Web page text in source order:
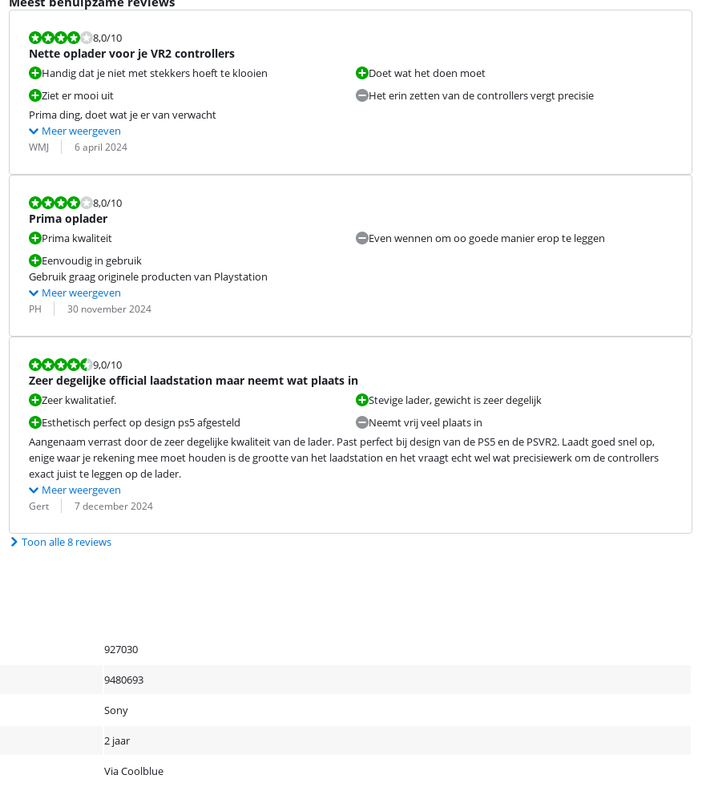
Beoordeling is 8,0 van de 10.
8,0/10
Nette oplader voor je VR2 controllers
Handig dat je niet met stekkers hoeft te klooien
Ziet er mooi uit
Doet wat het doen moet
Het erin zetten van de controllers vergt precisie
Prima ding, doet wat je er van verwacht
Meer weergeven
Beoordeling door:
WMJ
Datum: 6 april 2024
Beoordeling is 8,0 van de 10.
8,0/10
Prima oplader
Prima kwaliteit
Eenvoudig in gebruik
Even wennen om oo goede manier erop te leggen
Gebruik graag originele producten van Playstation
Meer weergeven
Beoordeling door:
PH
Datum: 30 november 2024
Beoordeling is 9,0 van de 10.
9,0/10
Zeer degelijke official laadstation maar neemt wat plaats in
Zeer kwalitatief.
Esthetisch perfect op design ps5 afgesteld
Stevige lader, gewicht is zeer degelijk
Neemt vrij veel plaats in
Aangenaam verrast door de zeer degelijke kwaliteit van de lader. Past perfect bij design van de PS5 en de PSVR2. Laadt goed snel op,
enige waar je rekening mee moet houden is de grootte van het laadstation en het vraagt echt wel wat precisiewerk om de controllers
exact juist te leggen op de lader.
Meer weergeven
Beoordeling door:
Gert
Datum: 7 december 2024
Toon alle 8 reviews
927030
9480693
Sony
2 jaar
Via Coolblue